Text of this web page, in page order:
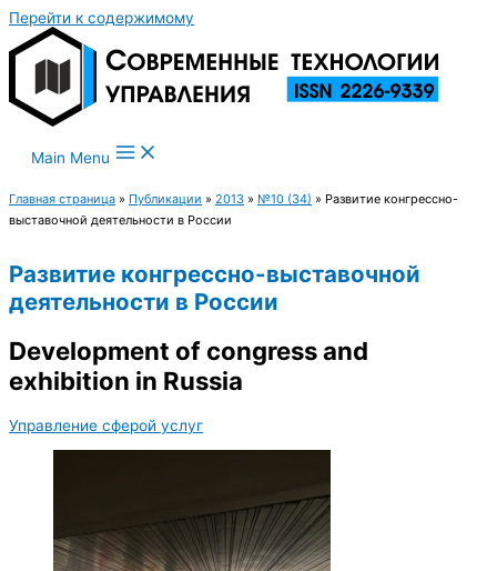
Перейти к содержимому
Main Menu
Главная страница » Публикации » 2013 » №10 (34) » Развитие конгрессно-
выставочной деятельности в России
Развитие конгрессно-выставочной
деятельности в России
Development of congress and
exhibition in Russia
Управление сферой услуг